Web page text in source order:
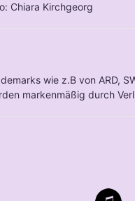
Chiara Kirchgeorg
wie z.B von ARD,
markenmäßig durch